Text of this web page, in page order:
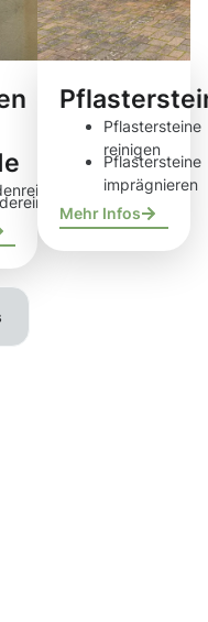
Pflastersteine
reinigen
Pflastersteine
imprägnieren
Mehr Infos